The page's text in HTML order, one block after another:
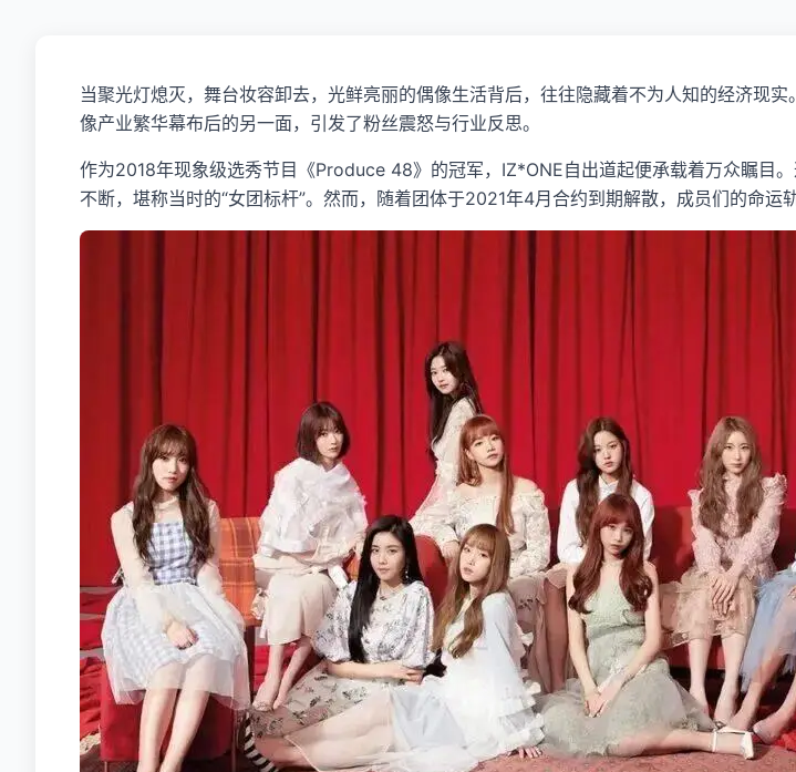
当聚光灯熄灭，舞台妆容卸去，光鲜亮丽的偶像生活背后，往往隐藏着不为人知的经济现
像产业繁华幕布后的另一面，引发了粉丝震怒与行业反思。
作为2018年现象级选秀节目《Produce 48》的冠军，IZ*ONE自出道起便承载着万众瞩目
不断，堪称当时的“女团标杆”。然而，随着团体于2021年4月合约到期解散，成员们的命运